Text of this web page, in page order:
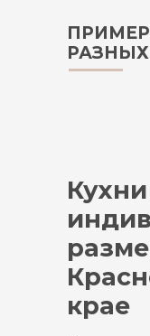
крае